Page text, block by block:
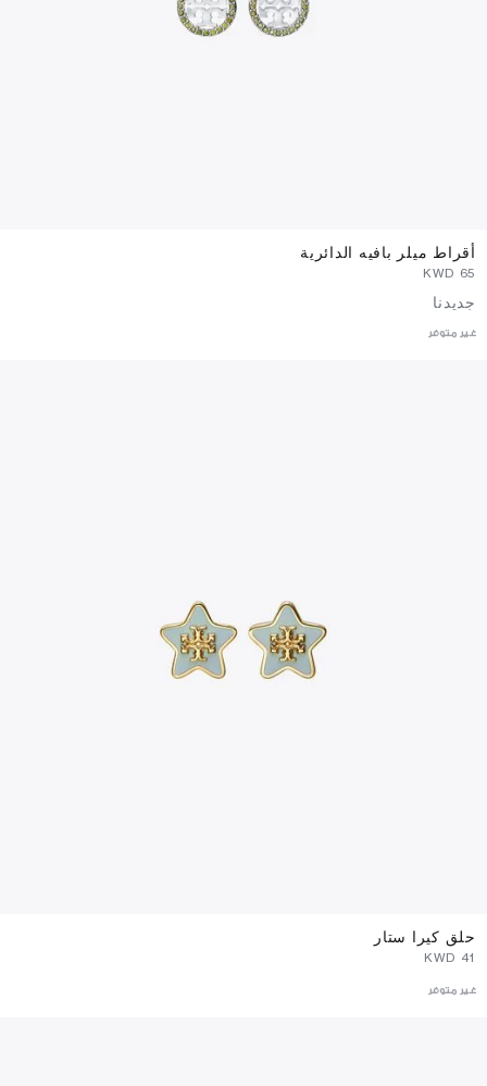
أقراط ميلر بافيه الدائرية
جديدنا
غير متوفر
حلق كيرا ستار
غير متوفر